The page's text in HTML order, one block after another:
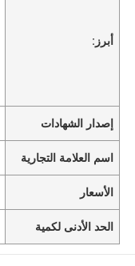
أبرز:
إصدار الشهادات
اسم العلامة التجارية
الأسعار
الحد الأدنى لكمية